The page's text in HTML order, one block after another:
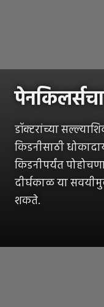
डॉक्टरांच्या
किडनीसाठी
किडनीपर्यंत
दीर्घकाळ या
शकते.